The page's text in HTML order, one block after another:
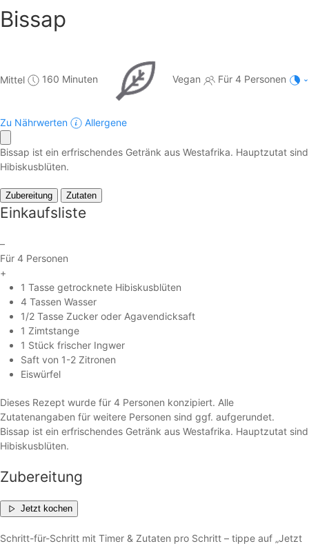
Bissap
Mittel 160 Minuten Vegan Für 4 Personen
Zu Nährwerten Allergene
Bissap ist ein erfrischendes Getränk aus Westafrika. Hauptzutat sind
Hibiskusblüten.
Zubereitung Zutaten
Einkaufsliste
–
Für 4 Personen
+
1 Tasse getrocknete Hibiskusblüten
4 Tassen Wasser
1/2 Tasse Zucker oder Agavendicksaft
1 Zimtstange
1 Stück frischer Ingwer
Saft von 1-2 Zitronen
Eiswürfel
Dieses Rezept wurde für 4 Personen konzipiert. Alle
Zutatenangaben für weitere Personen sind ggf. aufgerundet.
Bissap ist ein erfrischendes Getränk aus Westafrika. Hauptzutat sind
Hibiskusblüten.
Zubereitung
Jetzt kochen
Schritt-für-Schritt mit Timer & Zutaten pro Schritt – tippe auf „Jetzt